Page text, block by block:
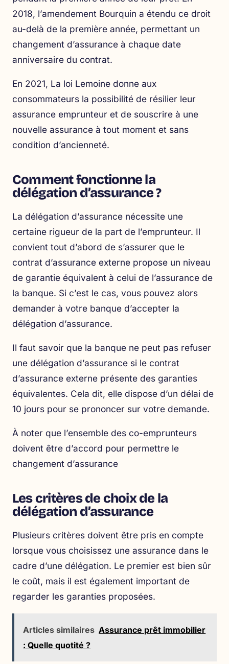
2018, l’amendement Bourquin a étendu ce droit
au-delà de la première année, permettant un
changement d’assurance à chaque date
anniversaire du contrat.
En 2021, La loi Lemoine donne aux
consommateurs la possibilité de résilier leur
assurance emprunteur et de souscrire à une
nouvelle assurance à tout moment et sans
condition d’ancienneté.
Comment fonctionne la
délégation d’assurance ?
La délégation d’assurance nécessite une
certaine rigueur de la part de l’emprunteur. Il
convient tout d’abord de s’assurer que le
contrat d’assurance externe propose un niveau
de garantie équivalent à celui de l’assurance de
la banque. Si c’est le cas, vous pouvez alors
demander à votre banque d’accepter la
délégation d’assurance.
Il faut savoir que la banque ne peut pas refuser
une délégation d’assurance si le contrat
d’assurance externe présente des garanties
équivalentes. Cela dit, elle dispose d’un délai de
10 jours pour se prononcer sur votre demande.
À noter que l’ensemble des co-emprunteurs
doivent être d’accord pour permettre le
changement d’assurance
Les critères de choix de la
délégation d’assurance
Plusieurs critères doivent être pris en compte
lorsque vous choisissez une assurance dans le
cadre d’une délégation. Le premier est bien sûr
le coût, mais il est également important de
regarder les garanties proposées.
Articles similaires Assurance prêt immobilier
: Quelle quotité ?